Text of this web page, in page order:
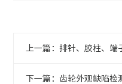
上一篇：排针、胶柱、端
下一篇：齿轮外观缺陷检